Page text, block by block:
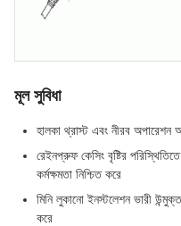
মূল সুবিধা
হালকা থ্রাস্ট এবং নীরব অপারেশন
রেইনপ্রুফ কেসিং বৃষ্টির
কর্মক্ষমতা নিশ্চিত করে
মিনি লুকানো ইনস্টলেশন ভারী উন্মুক্ত
করে